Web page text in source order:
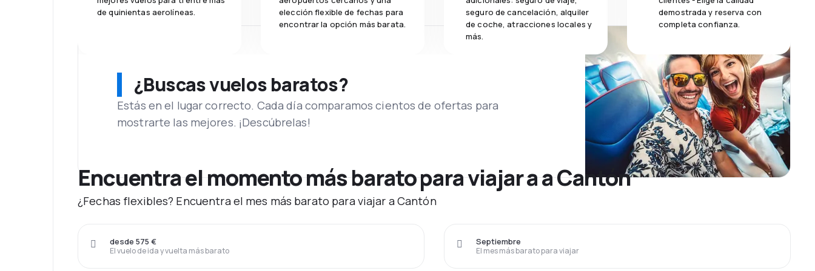
de quinientas aerolíneas.
elección flexible de fechas para
encontrar la opción más barata.
seguro de cancelación, alquiler
de coche, atracciones locales y
más.
demostrada y reserva con
completa confianza.
¿Buscas vuelos baratos?
Estás en el lugar correcto. Cada día comparamos cientos de ofertas para
mostrarte las mejores. ¡Descúbrelas!
Encuentra el momento más barato para viajar a a Cantón
¿Fechas flexibles? Encuentra el mes más barato para viajar a Cantón
El vuelo de ida y vuelta más barato
desde 575 €
El mes más barato para viajar
Septiembre